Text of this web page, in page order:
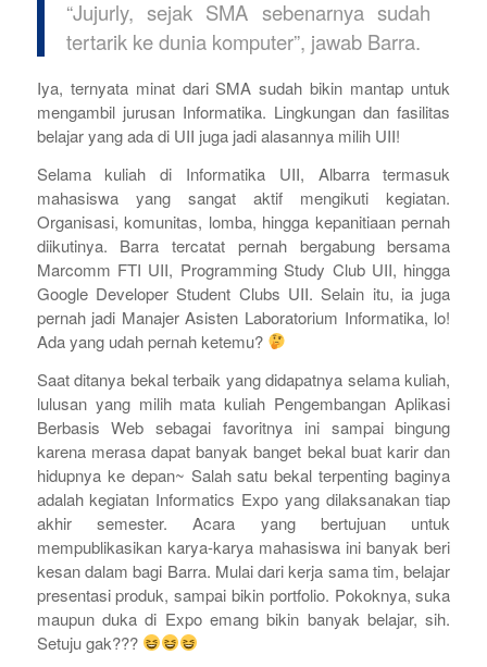
“Jujurly, sejak SMA sebenarnya sudah
tertarik ke dunia komputer”, jawab Barra.
Iya, ternyata minat dari SMA sudah bikin mantap untuk
mengambil jurusan Informatika. Lingkungan dan fasilitas
belajar yang ada di UII juga jadi alasannya milih UII!
Selama kuliah di Informatika UII, Albarra termasuk
mahasiswa yang sangat aktif mengikuti kegiatan.
Organisasi, komunitas, lomba, hingga kepanitiaan pernah
diikutinya. Barra tercatat pernah bergabung bersama
Marcomm FTI UII, Programming Study Club UII, hingga
Google Developer Student Clubs UII. Selain itu, ia juga
pernah jadi Manajer Asisten Laboratorium Informatika, lo!
Ada yang udah pernah ketemu?
Saat ditanya bekal terbaik yang didapatnya selama kuliah,
lulusan yang milih mata kuliah Pengembangan Aplikasi
Berbasis Web sebagai favoritnya ini sampai bingung
karena merasa dapat banyak banget bekal buat karir dan
hidupnya ke depan~ Salah satu bekal terpenting baginya
adalah kegiatan Informatics Expo yang dilaksanakan tiap
akhir semester. Acara yang bertujuan untuk
mempublikasikan karya-karya mahasiswa ini banyak beri
kesan dalam bagi Barra. Mulai dari kerja sama tim, belajar
presentasi produk, sampai bikin portfolio. Pokoknya, suka
maupun duka di Expo emang bikin banyak belajar, sih.
Setuju gak???